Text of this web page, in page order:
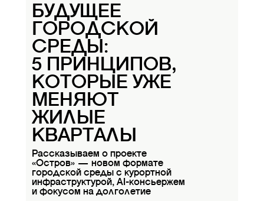
БУДУЩЕЕ
ГОРОДСКОЙ
СРЕДЫ:
5 ПРИНЦИПОВ,
КОТОРЫЕ УЖЕ
МЕНЯЮТ
ЖИЛЫЕ
КВАРТАЛЫ
Рассказываем о проекте
«Остров» — новом формате
городской среды с курортной
инфраструктурой, AI-консьержем
и фокусом на долголетие